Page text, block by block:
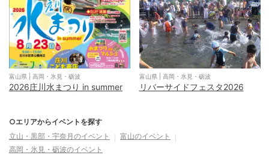
富山県 高岡・氷見・砺波
2026庄川水まつり in summer
富山県| 高岡・氷見・砺波
リバーサイドフェスタ2026
○エリアからイベントを探す
立山・黒部・宇奈月のイベント 富山のイベント
高岡・氷見・砺波のイベント